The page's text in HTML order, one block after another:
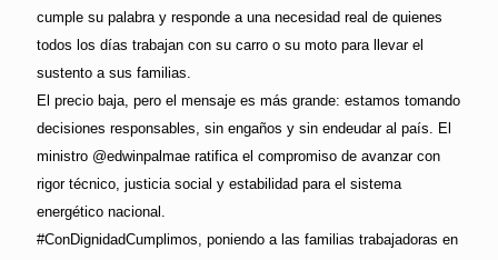
cumple su palabra y responde a una necesidad real de quienes
todos los días trabajan con su carro o su moto para llevar el
sustento a sus familias.
El precio baja, pero el mensaje es más grande: estamos tomando
decisiones responsables, sin engaños y sin endeudar al país. El
ministro @edwinpalmae ratifica el compromiso de avanzar con
rigor técnico, justicia social y estabilidad para el sistema
energético nacional.
#ConDignidadCumplimos, poniendo a las familias trabajadoras en